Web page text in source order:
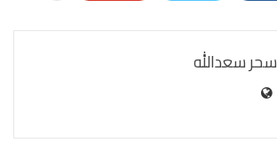
سحر سعدالله